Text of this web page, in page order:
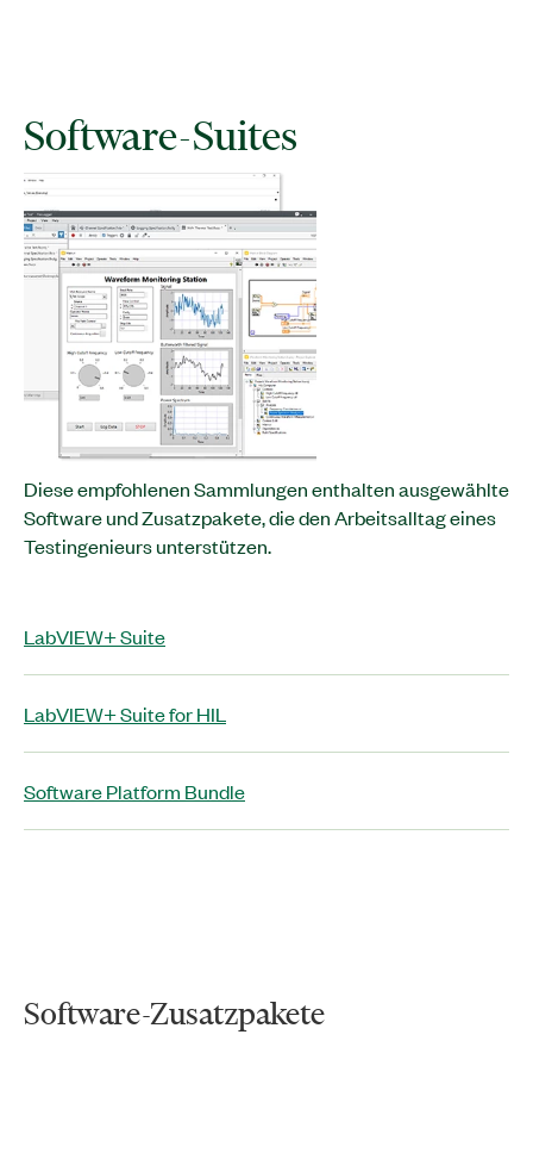
Software-Suites
Diese empfohlenen Sammlungen enthalten ausgewählte
Software und Zusatzpakete, die den Arbeitsalltag eines
Testingenieurs unterstützen.
LabVIEW+ Suite
LabVIEW+ Suite for HIL
Software Platform Bundle
Software-Zusatzpakete